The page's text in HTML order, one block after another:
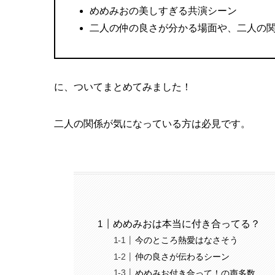
めめみおの美しすぎる共演シーン
二人の仲の良さが分かる場面や、二人の
に、ついてまとめてみました！
二人の関係が気になっている方は必見です。
めめみおは本当に付き合ってる？
今のところ熱愛はなさそう
仲の良さが伝わるシーン
めめみお付き合って！の声多数